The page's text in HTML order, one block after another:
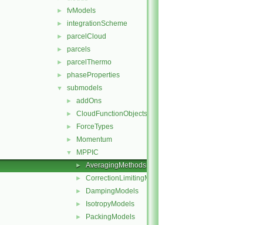
► fvModels
► integrationScheme
► parcelCloud
► parcels
► parcelThermo
► phaseProperties
▼ submodels
► addOns
► CloudFunctionObjects
► ForceTypes
► Momentum
▼ MPPIC
► AveragingMethods
► CorrectionLimitingMethods
► DampingModels
► IsotropyModels
► PackingModels